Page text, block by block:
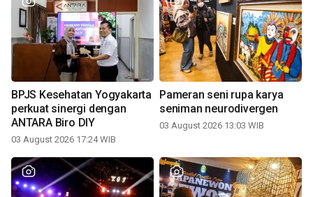
BPJS Kesehatan Yogyakarta
perkuat sinergi dengan
ANTARA Biro DIY
03 August 2026 17:24 WIB
Pameran seni rupa karya
seniman neurodivergen
03 August 2026 13:03 WIB